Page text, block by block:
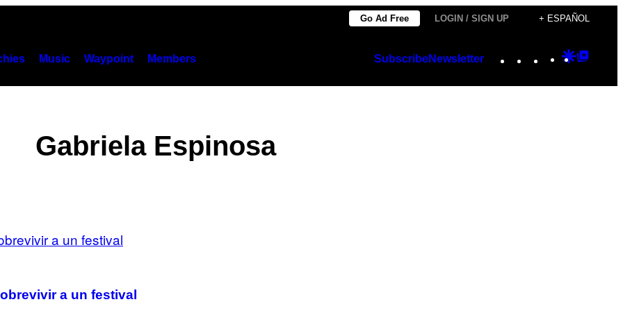
Go Ad Free LOGIN / SIGN UP + ESPAÑOL
Music Waypoint Members SubscribeNewsletter Instagram
TikTok
YouTube
Google
Gabriela Espinosa
a un festival